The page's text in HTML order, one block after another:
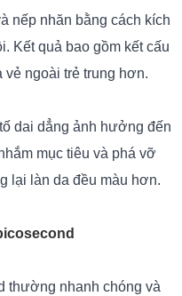
nếp nhăn bằng cách kích
Kết quả bao gồm kết cấu
ngoài trẻ trung hơn.
dai dẳng ảnh hưởng đến
mục tiêu và phá vỡ
lại làn da đều màu hơn.
thường nhanh chóng và